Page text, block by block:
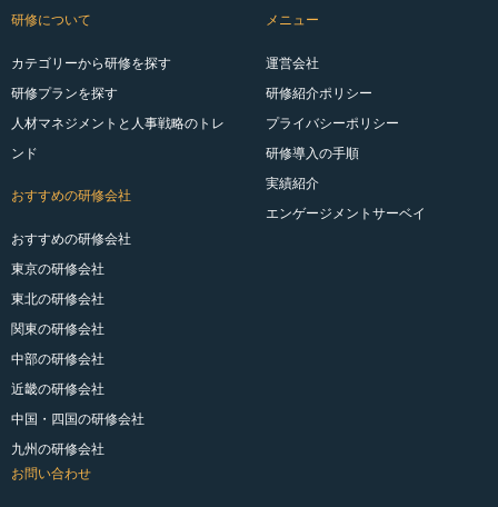
研修について
カテゴリーから研修を探す
研修プランを探す
人材マネジメントと人事戦略のトレ
ンド
おすすめの研修会社
おすすめの研修会社
東京の研修会社
東北の研修会社
関東の研修会社
中部の研修会社
近畿の研修会社
中国・四国の研修会社
九州の研修会社
メニュー
運営会社
研修紹介ポリシー
プライバシーポリシー
研修導入の手順
実績紹介
エンゲージメントサーベイ
お問い合わせ